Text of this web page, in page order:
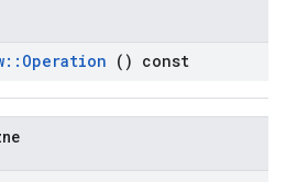
:: Operation () const